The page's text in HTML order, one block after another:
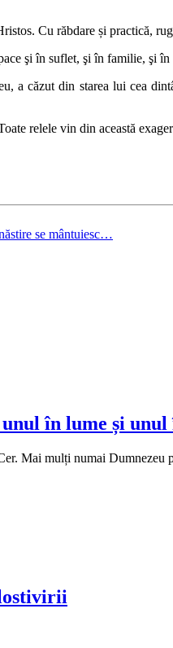
Cu răbdare și practică,
şi în suflet, şi în familie, şi
a căzut din starea lui cea
relele vin din această
se mântuiesc…
în lume și
Mai mulți numai Dumnezeu